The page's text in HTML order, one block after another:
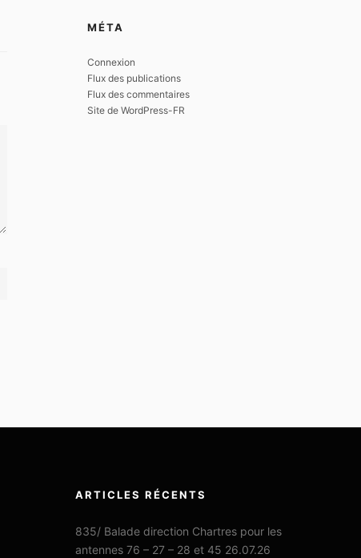
MÉTA
Connexion
Flux des publications
Flux des commentaires
Site de WordPress-FR
ARTICLES RÉCENTS
835/ Balade direction Chartres pour les
antennes 76 – 27 – 28 et 45 26.07.26